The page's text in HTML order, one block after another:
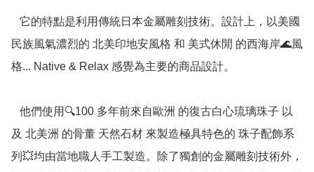
民族風氣濃烈的 北美印地安風格 和 美式休閒 的西海岸🌊風
格... Native & Relax 感覺為主要的商品設計。
及 北美洲 的骨董 天然石材 來製造極具特色的 珠子配飾系
列💥均由當地職人手工製造。除了獨創的金屬雕刻技術外，